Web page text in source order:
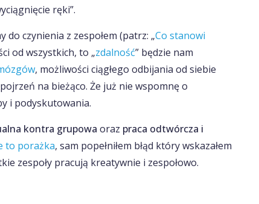
ręki”.
czynienia z zespołem (patrz: „Co stanowi
od wszystkich, to „zdalność” będzie nam
, możliwości ciągłego odbijania od siebie
na bieżąco. Że już nie wspomnę o
i podyskutowania.
kontra grupowa oraz praca odtwórcza i
to porażka, sam popełniłem błąd który wskazałem
zespoły pracują kreatywnie i zespołowo.